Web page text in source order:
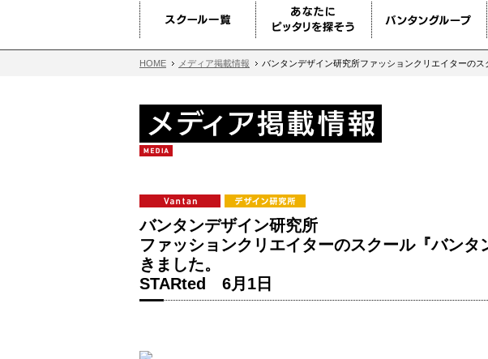
HOME メディア掲載情報 バンタンデザイン研究所ファッションクリエイターのス
バンタンデザイン研究所
ファッションクリエイターのスクール『バン
きました。
STARted 6月1日